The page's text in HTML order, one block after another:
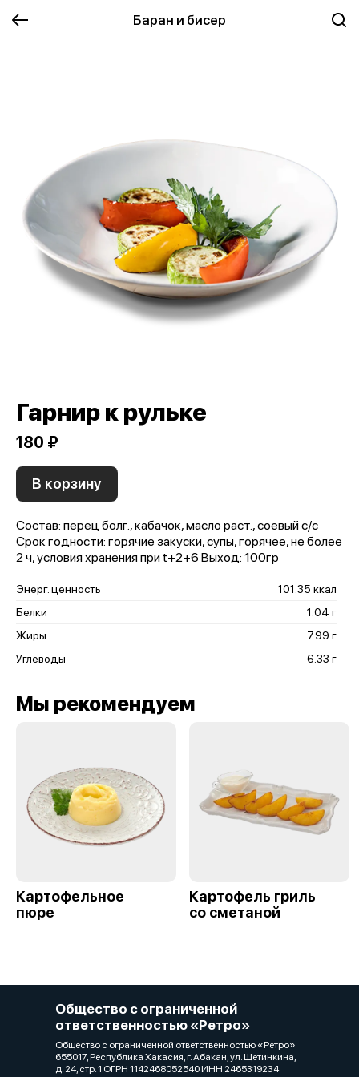
Баран и бисер
Гарнир к рульке
180 ₽
В корзину
Состав: перец болг., кабачок, масло раст., соевый с/с
Срок годности: горячие закуски, супы, горячее, не более
2 ч, условия хранения при t+2+6 Выход: 100гр
Энерг. ценность
101.35 ккал
Белки
1.04 г
Жиры
7.99 г
Углеводы
6.33 г
Мы рекомендуем
Картофельное
пюре
Картофель гриль
со сметаной
Общество с ограниченной
ответственностью «Ретро»
Общество с ограниченной ответственностью «Ретро»
655017, Республика Хакасия, г. Абакан, ул. Щетинкина,
д. 24, стр. 1 ОГРН 1142468052540 ИНН 2465319234